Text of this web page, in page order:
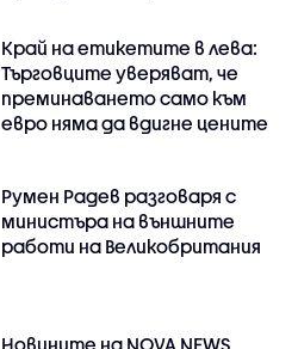
Край на етикетите в лева:
Търговците уверяват, че
преминаването само към
евро няма да вдигне цените
Румен Радев разговаря с
министъра на външните
работи на Великобритания
Новините на NOVA NEWS